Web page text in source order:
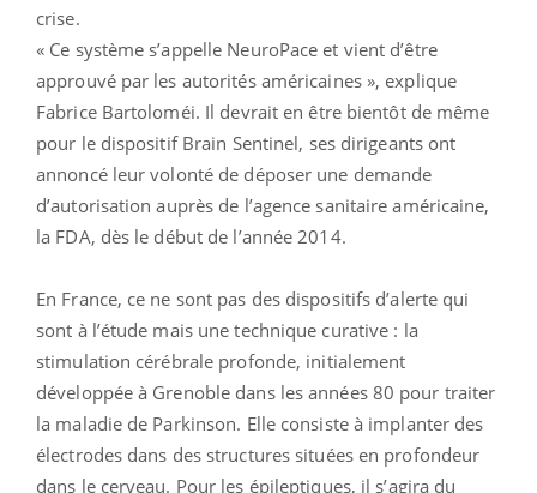
crise.
« Ce système s’appelle NeuroPace et vient d’être
approuvé par les autorités américaines », explique
Fabrice Bartoloméi. Il devrait en être bientôt de même
pour le dispositif Brain Sentinel, ses dirigeants ont
annoncé leur volonté de déposer une demande
d’autorisation auprès de l’agence sanitaire américaine,
la FDA, dès le début de l’année 2014.
En France, ce ne sont pas des dispositifs d’alerte qui
sont à l’étude mais une technique curative : la
stimulation cérébrale profonde, initialement
développée à Grenoble dans les années 80 pour traiter
la maladie de Parkinson. Elle consiste à implanter des
électrodes dans des structures situées en profondeur
dans le cerveau. Pour les épileptiques, il s’agira du